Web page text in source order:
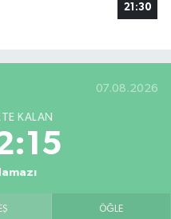
21:30
07.08.2026
KALAN
ÖĞLE